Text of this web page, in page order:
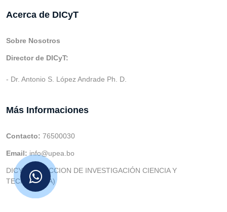
Acerca de DICyT
Sobre Nosotros
Director de DICyT:
- Dr. Antonio S. López Andrade Ph. D.
Más Informaciones
Contacto: 76500030
Email: info@upea.bo
DICYT (DIRECCION DE INVESTIGACIÓN CIENCIA Y
TECNOLOGIA)